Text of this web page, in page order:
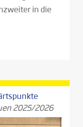
in die
2025/2026